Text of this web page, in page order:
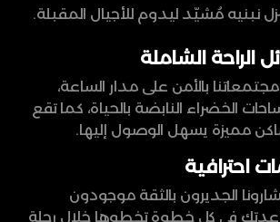
نبنيه مُشيّد ليدوم للأجيال المقبلة.
الراحة الشاملة
مجتمعاتنا بالأمن على مدار الساعة،
الخضراء النابضة بالحياة، كما تقع
مميزة يسهل الوصول إليها.
احترافية
الجديرون بالثقة موجودون
في كل خطوة تخطوها خلال رحلة